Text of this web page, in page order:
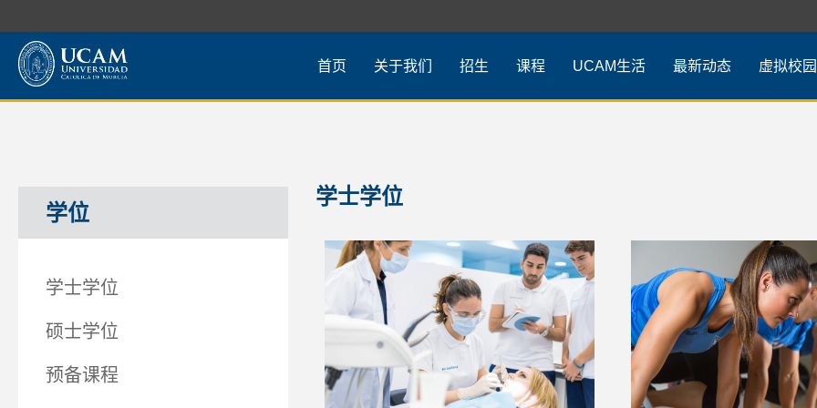
首页 关于我们 招生 课程 UCAM生活 最新动态 虚拟校园
学位
学士学位
硕士学位
预备课程
学士学位